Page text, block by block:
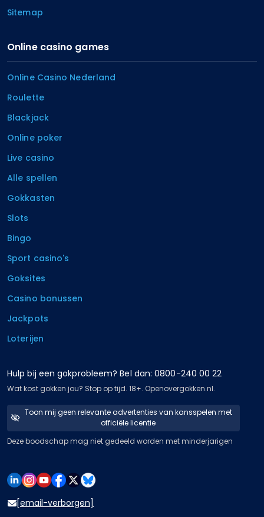
Sitemap
Online casino games
Online Casino Nederland
Roulette
Blackjack
Online poker
Live casino
Alle spellen
Gokkasten
Slots
Bingo
Sport casino's
Goksites
Casino bonussen
Jackpots
Loterijen
Hulp bij een gokprobleem? Bel dan: 0800-240 00 22
Wat kost gokken jou? Stop op tijd. 18+. Openovergokken.nl.
Toon mij geen relevante advertenties van kansspelen met
officiële licentie
Deze boodschap mag niet gedeeld worden met minderjarigen
[email-verborgen]